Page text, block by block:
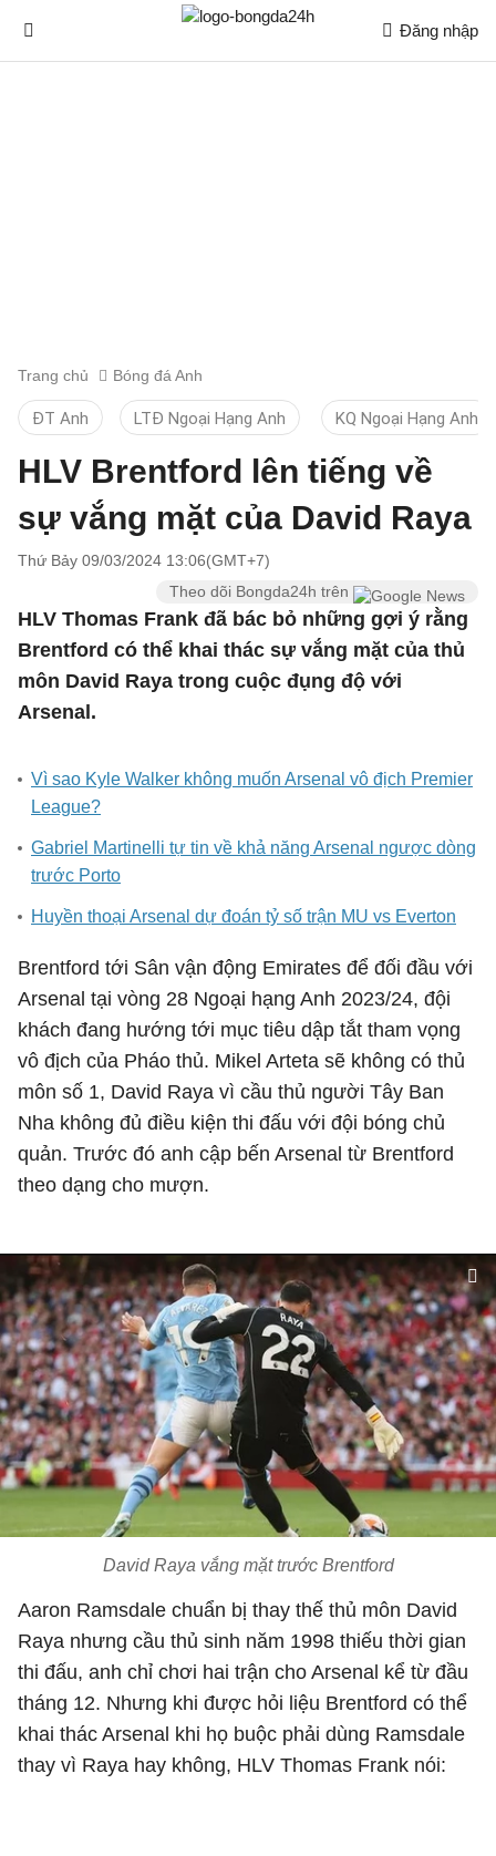
Đăng nhập
Trang chủ Bóng đá Anh
ĐT Anh LTĐ Ngoại Hạng Anh KQ Ngoại Hạng Anh
HLV Brentford lên tiếng về
sự vắng mặt của David Raya
Thứ Bảy 09/03/2024 13:06(GMT+7)
Theo dõi Bongda24h trên
HLV Thomas Frank đã bác bỏ những gợi ý rằng
Brentford có thể khai thác sự vắng mặt của thủ
môn David Raya trong cuộc đụng độ với
Arsenal.
Vì sao Kyle Walker không muốn Arsenal vô địch Premier
League?
Gabriel Martinelli tự tin về khả năng Arsenal ngược dòng
trước Porto
Huyền thoại Arsenal dự đoán tỷ số trận MU vs Everton
Brentford tới Sân vận động Emirates để đối đầu với
Arsenal tại vòng 28 Ngoại hạng Anh 2023/24, đội
khách đang hướng tới mục tiêu dập tắt tham vọng
vô địch của Pháo thủ. Mikel Arteta sẽ không có thủ
môn số 1, David Raya vì cầu thủ người Tây Ban
Nha không đủ điều kiện thi đấu với đội bóng chủ
quản. Trước đó anh cập bến Arsenal từ Brentford
theo dạng cho mượn.
David Raya vắng mặt trước Brentford
Aaron Ramsdale chuẩn bị thay thế thủ môn David
Raya nhưng cầu thủ sinh năm 1998 thiếu thời gian
thi đấu, anh chỉ chơi hai trận cho Arsenal kể từ đầu
tháng 12. Nhưng khi được hỏi liệu Brentford có thể
khai thác Arsenal khi họ buộc phải dùng Ramsdale
thay vì Raya hay không, HLV Thomas Frank nói: